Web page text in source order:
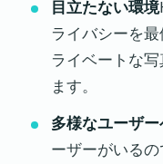
目立たない環境
ライバシーを
ライベートな
ます。
多様なユーザ
ーザーがいる